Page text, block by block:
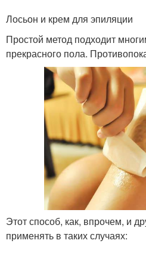
Лосьон и крем для эпиляции
Простой метод подходит
прекрасного пола.
Этот способ, как, впрочем, и
применять в таких случаях: